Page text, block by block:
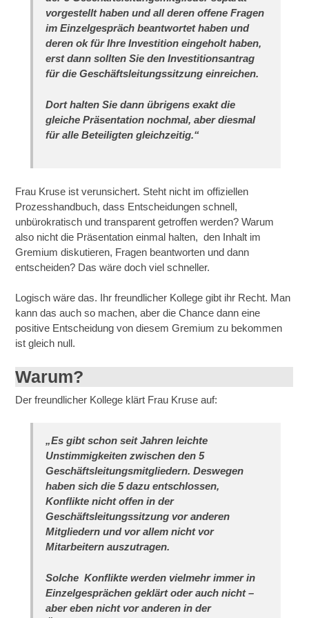
vorgestellt haben und all deren offene Fragen
im Einzelgespräch beantwortet haben und
deren ok für Ihre Investition eingeholt haben,
erst dann sollten Sie den Investitionsantrag
für die Geschäftsleitungssitzung einreichen.
Dort halten Sie dann übrigens exakt die
gleiche Präsentation nochmal, aber diesmal
für alle Beteiligten gleichzeitig.“
Frau Kruse ist verunsichert. Steht nicht im offiziellen
Prozesshandbuch, dass Entscheidungen schnell,
unbürokratisch und transparent getroffen werden? Warum
also nicht die Präsentation einmal halten, den Inhalt im
Gremium diskutieren, Fragen beantworten und dann
entscheiden? Das wäre doch viel schneller.
Logisch wäre das. Ihr freundlicher Kollege gibt ihr Recht. Man
kann das auch so machen, aber die Chance dann eine
positive Entscheidung von diesem Gremium zu bekommen
ist gleich null.
Warum?
Der freundlicher Kollege klärt Frau Kruse auf:
„Es gibt schon seit Jahren leichte
Unstimmigkeiten zwischen den 5
Geschäftsleitungsmitgliedern. Deswegen
haben sich die 5 dazu entschlossen,
Konflikte nicht offen in der
Geschäftsleitungssitzung vor anderen
Mitgliedern und vor allem nicht vor
Mitarbeitern auszutragen.
Solche Konflikte werden vielmehr immer in
Einzelgesprächen geklärt oder auch nicht –
aber eben nicht vor anderen in der